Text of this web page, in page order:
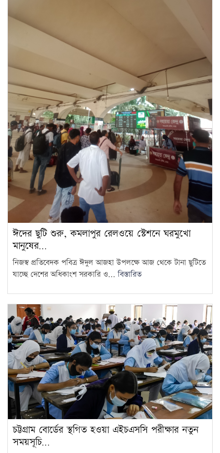
ঈদের ছুটি শুরু, কমলাপুর রেলওয়ে স্টেশনে ঘরমুখো
মানুষের…
নিজস্ব প্রতিবেদক পবিত্র ঈদুল আজহা উপলক্ষে আজ থেকে টানা ছুটিতে
যাচ্ছে দেশের অধিকাংশ সরকারি ও...বিস্তারিত
চট্টগ্রাম বোর্ডের স্থগিত হওয়া এইচএসসি পরীক্ষার নতুন
সময়সূচি…